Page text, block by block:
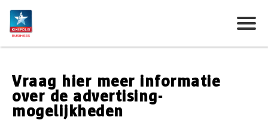
Vraag hier meer informatie
over de advertising-
mogelijkheden